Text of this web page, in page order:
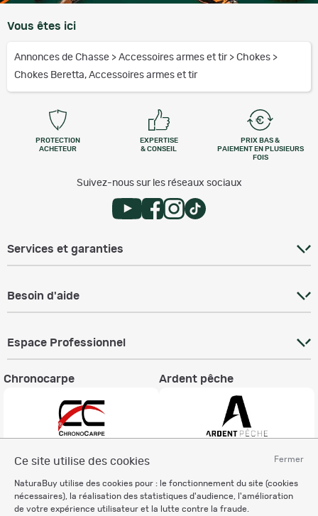
Fermer
Ce site utilise des cookies
NaturaBuy utilise des cookies pour : le fonctionnement du site (cookies
nécessaires), la réalisation des statistiques d'audience, l'amélioration
de votre expérience utilisateur et la lutte contre la fraude.
Vous êtes ici
Annonces de Chasse > Accessoires armes et tir > Chokes >
Chokes Beretta, Accessoires armes et tir
PROTECTION
ACHETEUR
EXPERTISE
& CONSEIL
PRIX BAS &
PAIEMENT EN PLUSIEURS
FOIS
Suivez-nous sur les réseaux sociaux
Services et garanties
Besoin d'aide
Espace Professionnel
Chronocarpe Ardent pêche
Charte éthique
Mentions légales